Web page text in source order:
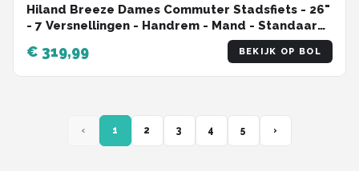
Hiland Breeze Dames Commuter Stadsfiets - 26"
- 7 Versnellingen - Handrem - Mand - Standaard
- blauw - Geschikt voor buitenactiviteiten in de
lente
€ 319,99 BEKIJK OP BOL
‹ 1 2 3 4 5 ›